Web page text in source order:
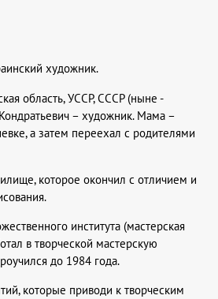
художник.
область, УССР, СССР (ныне -
– художник. Мама –
а затем переехал с родителями
которое окончил с отличием и
института (мастерская
в творческой мастерскую
до 1984 года.
которые приводи к творческим